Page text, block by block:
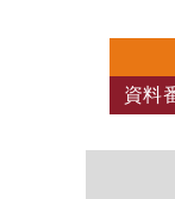
資料